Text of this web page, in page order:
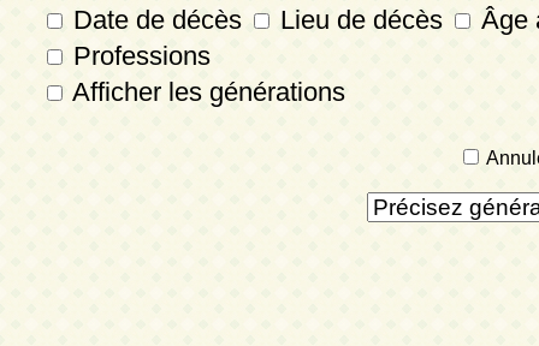
Date de décès
Lieu de décès
Âge
Professions
Afficher les générations